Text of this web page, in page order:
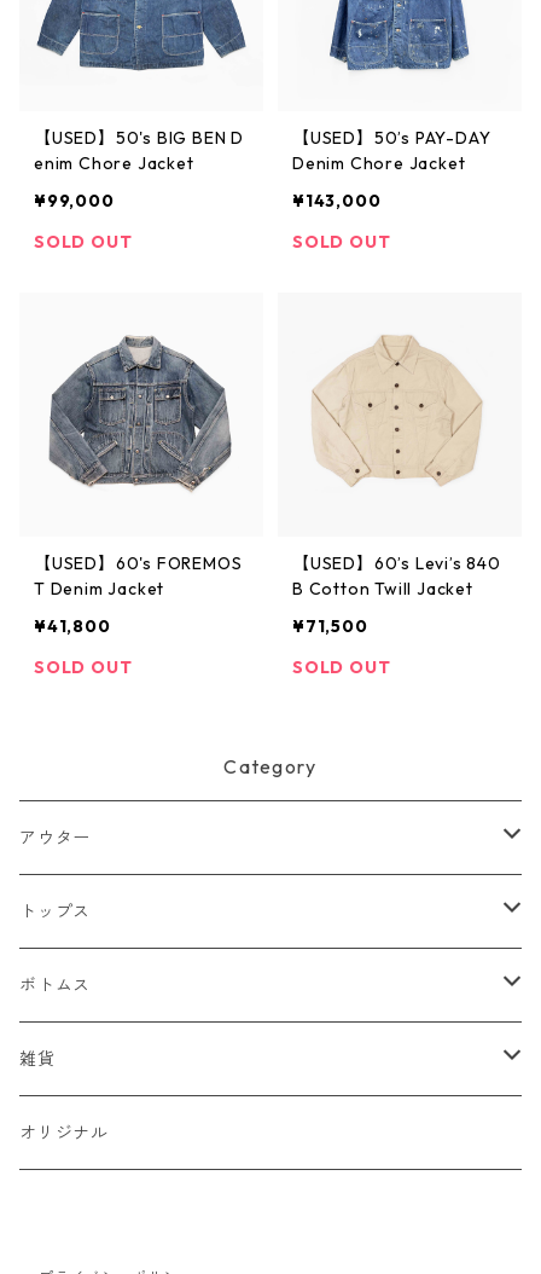
【USED】50's BIG BEN D
enim Chore Jacket
¥99,000
SOLD OUT
【USED】50’s PAY-DAY
Denim Chore Jacket
¥143,000
SOLD OUT
【USED】60's FOREMOS
T Denim Jacket
¥41,800
SOLD OUT
【USED】60’s Levi’s 840
B Cotton Twill Jacket
¥71,500
SOLD OUT
Category
アウター
ジャケット
デニムジャケット
スタジャン
ベスト
トップス
Tシャツ
半袖Tシャツ
七分・長袖Tシャツ
シャツ
半袖シャツ
スウェット
パーカー
ボトムス
デニム
チノパン
雑貨
キャップ
オリジナル